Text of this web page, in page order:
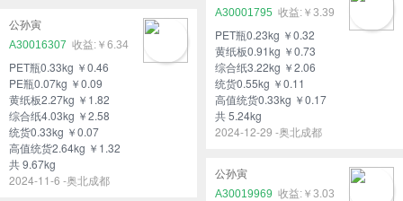
A30001795
￥3.39
PET瓶0.23kg ￥0.32
黄纸板0.91kg ￥0.73
综合纸3.22kg ￥2.06
统货0.55kg ￥0.11
高值统货0.33kg ￥0.17
共 5.24kg
2024-12-29 -奥北成都
公孙寅
A30016307
￥6.34
PET瓶0.33kg ￥0.46
PE瓶0.07kg ￥0.09
黄纸板2.27kg ￥1.82
综合纸4.03kg ￥2.58
统货0.33kg ￥0.07
高值统货2.64kg ￥1.32
共 9.67kg
2024-11-6 -奥北成都
公孙寅
A30019969
￥3.03